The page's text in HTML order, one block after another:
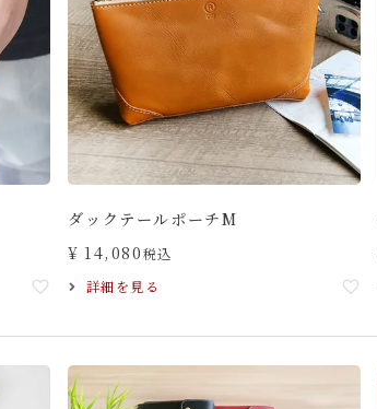
ダックテールポーチM
¥ 14,080税込
詳細を見る